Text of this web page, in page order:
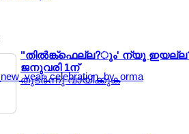
"തില്‍ങ്ക്ഫെല്ല?ും' ന്യൂ
ജനുവരി 1ന്
തുടര്‍ന്നു വായിക്കുക